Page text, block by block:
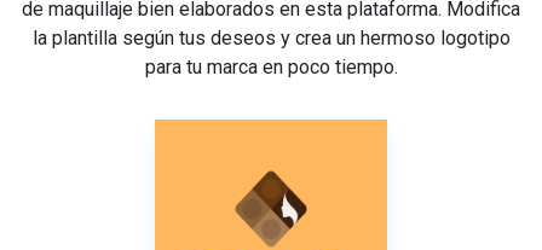
de maquillaje bien elaborados en esta plataforma. Modifica
la plantilla según tus deseos y crea un hermoso logotipo
para tu marca en poco tiempo.